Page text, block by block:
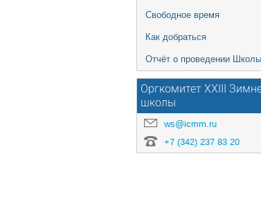
Свободное время
Как добраться
Отчёт о проведении Школы
Оргкомитет XXIII
школы
ws@icmm.ru
+7 (342) 237 83 20